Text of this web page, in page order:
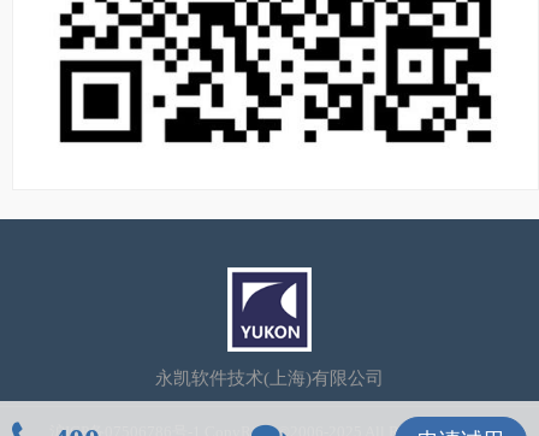
永凯软件技术(上海)有限公司
沪ICP备07506786号-1 CopyRight©2006-2025 All Rights Reserved